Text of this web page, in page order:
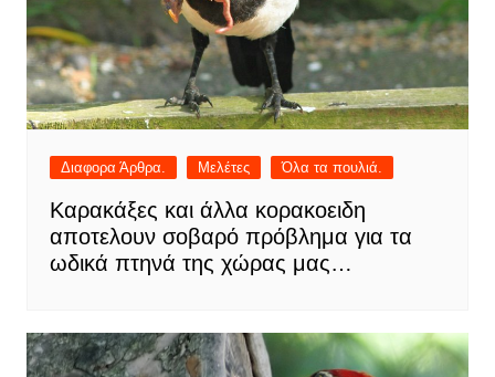
Διαφορα Άρθρα. Μελέτες Όλα τα πουλιά.
Καρακάξες και άλλα κορακοειδη
αποτελουν σοβαρό πρόβλημα για τα
ωδικά πτηνά της χώρας μας…